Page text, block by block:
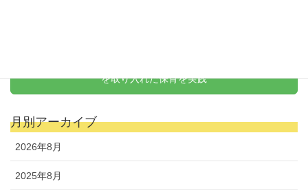
を取り入れた保育を実践
月別アーカイブ
2026年8月
2025年8月